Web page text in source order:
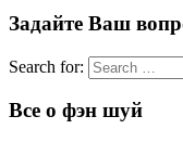
Задайте Ваш
Search for:
Все о фэн шуй